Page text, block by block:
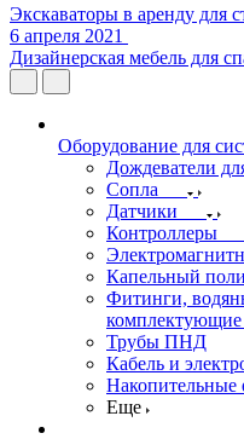
Экскаваторы в аренду для
6 апреля 2021
Дизайнерская мебель для
Оборудование для
Дождеватели
Сопла
Датчики
Контроллеры
Капельный
Фитинги,
комплектующие
Трубы ПНД
Кабель и
Накопительные
Еще